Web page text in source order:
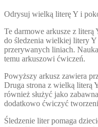
Odrysuj wielką literę Y i
Te darmowe arkusze z
do śledzenia wielkiej litery
przerywanych liniach.
temu arkuszowi ćwiczeń.
Powyższy arkusz zawiera
Druga strona z wielką literą
również służyć jako
dodatkowo ćwiczyć
Śledzenie liter pomaga